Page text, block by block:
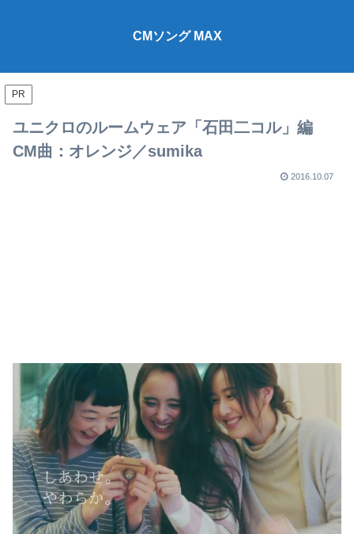
CMソング MAX
PR
ユニクロのルームウェア「石田二コル」編
CM曲：オレンジ／sumika
2016.10.07